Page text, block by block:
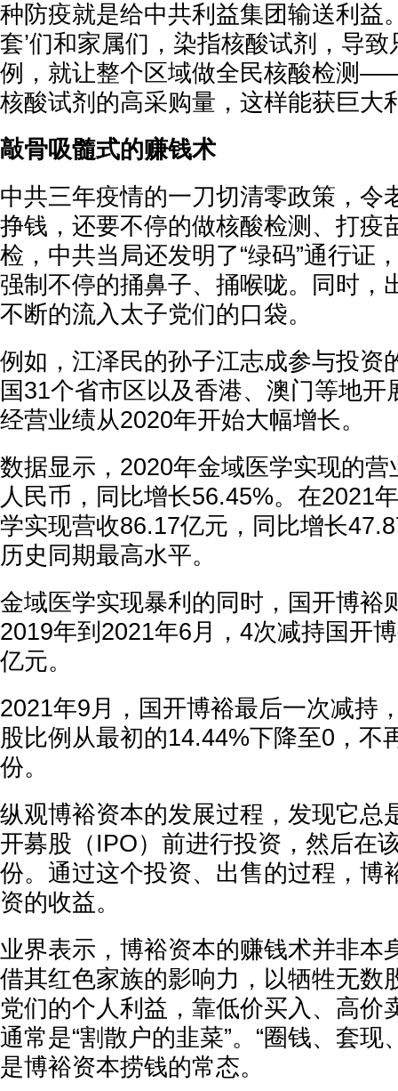
种防疫就是给中共利益集团输送利益
套’们和家属们，染指核酸试剂，导
例，就让整个区域做全民核酸检测
核酸试剂的高采购量，这样能获巨大
敲骨吸髓式的赚钱术
中共三年疫情的一刀切清零政策，令
挣钱，还要不停的做核酸检测、打疫
检，中共当局还发明了“绿码”通行证
强制不停的捅鼻子、捅喉咙。同时，
不断的流入太子党们的口袋。
例如，江泽民的孙子江志成参与投资
国31个省市区以及香港、澳门等地开
经营业绩从2020年开始大幅增长。
数据显示，2020年金域医学实现的
人民币，同比增长56.45%。在2021
学实现营收86.17亿元，同比增长
历史同期最高水平。
金域医学实现暴利的同时，国开博裕
2019年到2021年6月，4次减持国开
亿元。
2021年9月，国开博裕最后一次减持
股比例从最初的14.44%下降至0，不
份。
纵观博裕资本的发展过程，发现它总
开募股（IPO）前进行投资，然后在
份。通过这个投资、出售的过程，博
资的收益。
业界表示，博裕资本的赚钱术并非本
借其红色家族的影响力，以牺牲无数
党们的个人利益，靠低价买入、高价
通常是“割散户的韭菜”。“圈钱、套现
是博裕资本捞钱的常态。